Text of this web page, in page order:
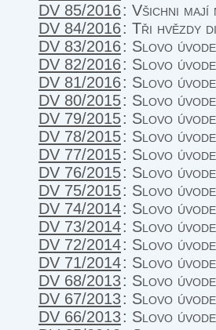
DV 85/2016: Všichni
DV 84/2016: Tři hvězdy
DV 83/2016: Slovo
DV 82/2016: Slovo
DV 81/2016: Slovo
DV 80/2015: Slovo
DV 79/2015: Slovo
DV 78/2015: Slovo
DV 77/2015: Slovo
DV 76/2015: Slovo
DV 75/2015: Slovo
DV 74/2014: Slovo
DV 73/2014: Slovo
DV 72/2014: Slovo
DV 71/2014: Slovo
DV 68/2013: Slovo
DV 67/2013: Slovo
DV 66/2013: Slovo